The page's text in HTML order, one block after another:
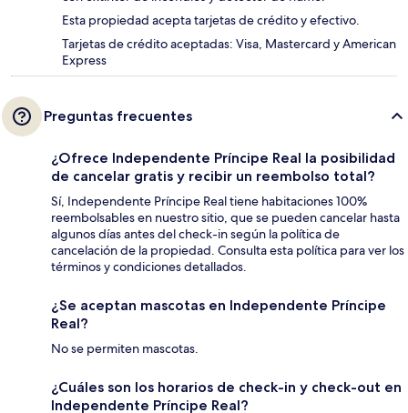
Esta propiedad acepta tarjetas de crédito y efectivo.
Tarjetas de crédito aceptadas: Visa, Mastercard y American
Express
Preguntas frecuentes
¿Ofrece Independente Príncipe Real la posibilidad
de cancelar gratis y recibir un reembolso total?
Sí, Independente Príncipe Real tiene habitaciones 100%
reembolsables en nuestro sitio, que se pueden cancelar hasta
algunos días antes del check-in según la política de
cancelación de la propiedad. Consulta esta política para ver los
términos y condiciones detallados.
¿Se aceptan mascotas en Independente Príncipe
Real?
No se permiten mascotas.
¿Cuáles son los horarios de check-in y check-out en
Independente Príncipe Real?